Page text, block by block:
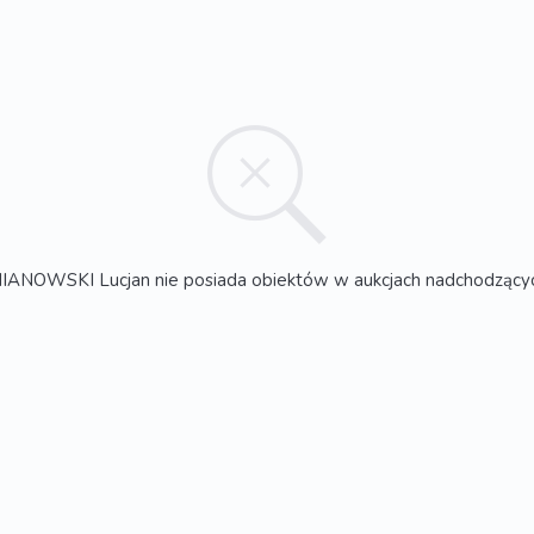
Lucjan nie posiada obiektów w aukcjach